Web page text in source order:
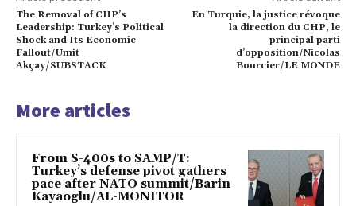
The Removal of CHP’s
Leadership: Turkey’s Political
Shock and Its Economic
Fallout/Umit
Akçay/SUBSTACK
En Turquie, la justice révoque
la direction du CHP, le
principal parti
d’opposition/Nicolas
Bourcier/LE MONDE
More articles
From S-400s to SAMP/T:
Turkey’s defense pivot gathers
pace after NATO summit/Barin
Kayaoglu/AL-MONITOR